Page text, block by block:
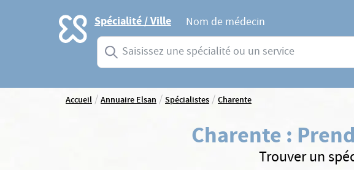
Accueil Spécialité / Ville
Nom de médecin
Saisissez une spécialité ou un service
Accueil/Annuaire Elsan/Spécialistes/Charente
Charente :
Trouver un